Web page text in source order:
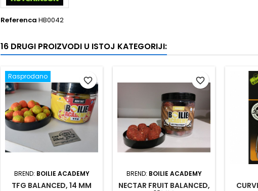
Referenca HB0042
16 DRUGI PROIZVODI U ISTOJ KATEGORIJI:
Rasprodano
BREND: BOILIE ACADEMY
TFG BALANCED, 14 MM
favorite_border
BREND: BOILIE ACADEMY
NECTAR FRUIT BALANCED,
favorite_border